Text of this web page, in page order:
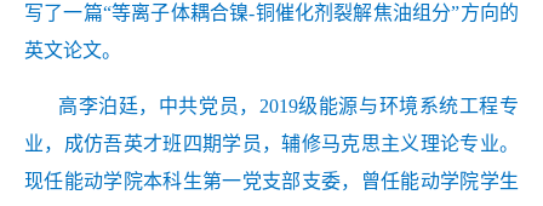
写了一篇“等离子体耦合镍-铜催化剂裂解焦油组分”方向的
英文论文。
高李泊廷，中共党员，2019级能源与环境系统工程专
业，成仿吾英才班四期学员，辅修马克思主义理论专业。
现任能动学院本科生第一党支部支委，曾任能动学院学生